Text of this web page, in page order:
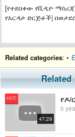
[የተደበቀው የቪዲዮ
የእርዳታ ድርጅቶች|
Related categories: •
Related
HOT
47:29
5